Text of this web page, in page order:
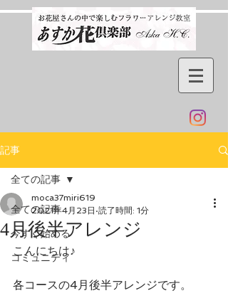
記事
全ての記事
今すぐ始める
コミュニティ
全ての記事
4月後半アレンジ
moca37miri619
2021年4月23日 読了時間: 1分
こんにちは♪
各コースの4月後半アレンジです。